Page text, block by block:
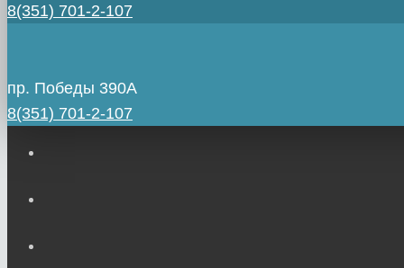
8(351) 701-2-107
пр. Победы 390А
8(351) 701-2-107